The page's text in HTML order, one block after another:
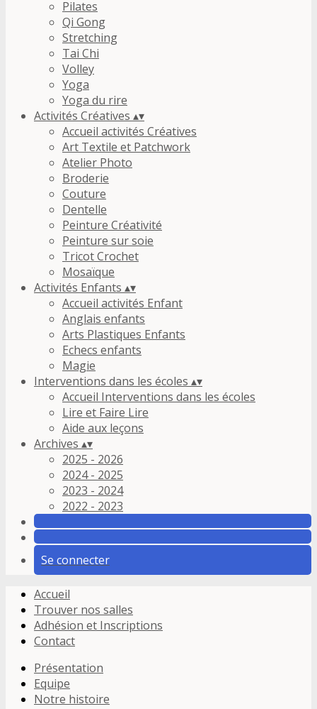
Pilates
Qi Gong
Stretching
Tai Chi
Volley
Yoga
Yoga du rire
Activités Créatives ▴▾
Accueil activités Créatives
Art Textile et Patchwork
Atelier Photo
Broderie
Couture
Dentelle
Peinture Créativité
Peinture sur soie
Tricot Crochet
Mosaïque
Activités Enfants ▴▾
Accueil activités Enfant
Anglais enfants
Arts Plastiques Enfants
Echecs enfants
Magie
Interventions dans les écoles ▴▾
Accueil Interventions dans les écoles
Lire et Faire Lire
Aide aux leçons
Archives ▴▾
2025 - 2026
2024 - 2025
2023 - 2024
2022 - 2023
Se connecter
Accueil
Trouver nos salles
Adhésion et Inscriptions
Contact
Présentation
Equipe
Notre histoire